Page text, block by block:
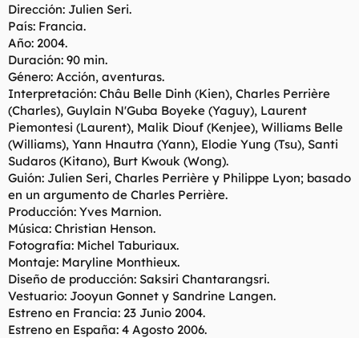
Dirección: Julien Seri.
País: Francia.
Año: 2004.
Duración: 90 min.
Género: Acción, aventuras.
Interpretación: Châu Belle Dinh (Kien), Charles Perrière
(Charles), Guylain N'Guba Boyeke (Yaguy), Laurent
Piemontesi (Laurent), Malik Diouf (Kenjee), Williams Belle
(Williams), Yann Hnautra (Yann), Elodie Yung (Tsu), Santi
Sudaros (Kitano), Burt Kwouk (Wong).
Guión: Julien Seri, Charles Perrière y Philippe Lyon; basado
en un argumento de Charles Perrière.
Producción: Yves Marnion.
Música: Christian Henson.
Fotografía: Michel Taburiaux.
Montaje: Maryline Monthieux.
Diseño de producción: Saksiri Chantarangsri.
Vestuario: Jooyun Gonnet y Sandrine Langen.
Estreno en Francia: 23 Junio 2004.
Estreno en España: 4 Agosto 2006.